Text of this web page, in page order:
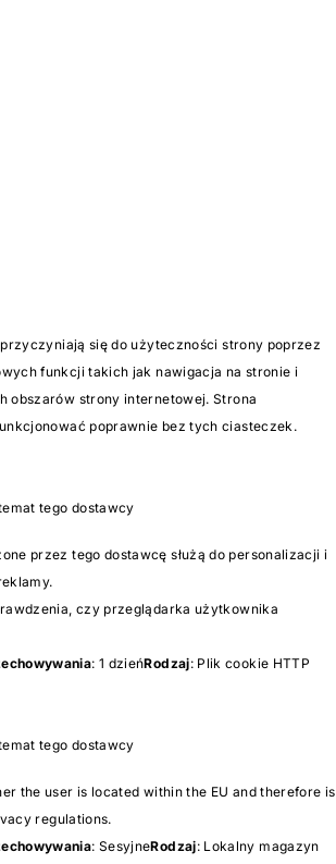
się do użyteczności strony poprzez
funkcji takich jak nawigacja na stronie i
obszarów strony internetowej. Strona
poprawnie bez tych ciasteczek.
tego dostawcy
przez tego dostawcę służą do personalizacji i
czy przeglądarka użytkownika
: 1 dzieńRodzaj: Plik cookie HTTP
tego dostawcy
the user is located within the EU and therefore is
regulations.
: SesyjneRodzaj: Lokalny magazyn